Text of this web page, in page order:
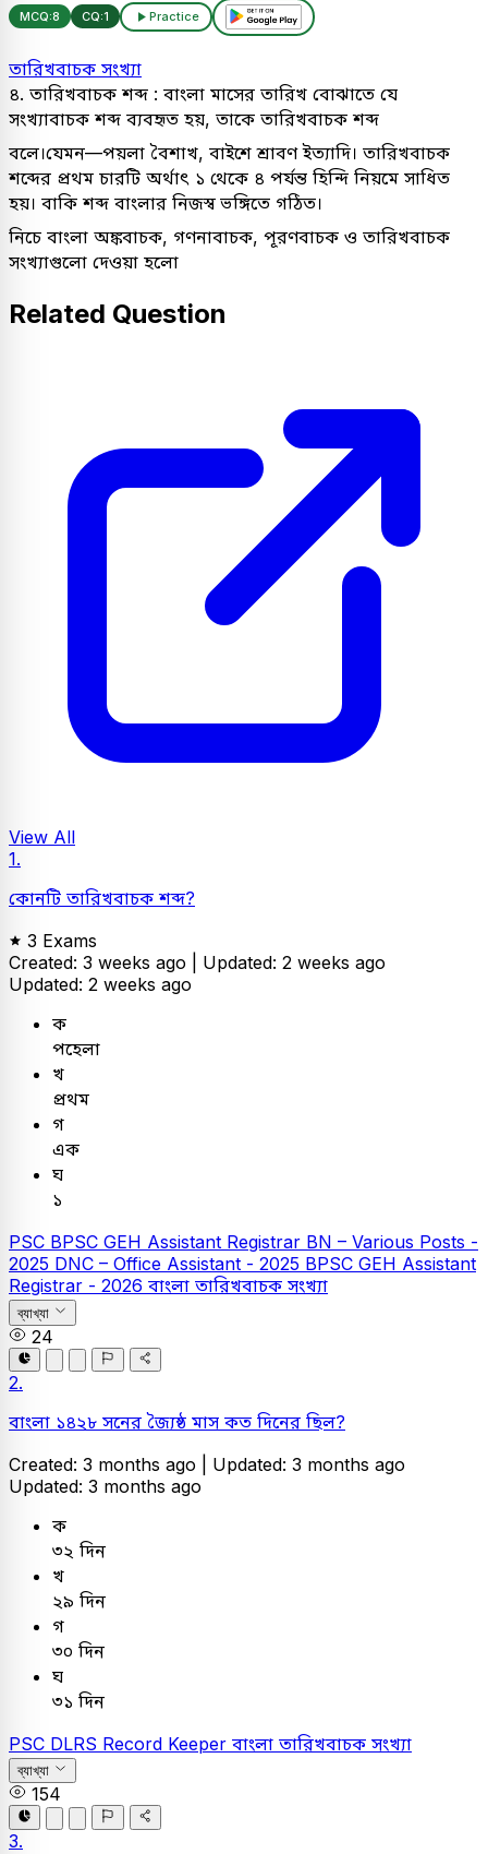
MCQ:8 CQ:1 Practice
তারিখবাচক সংখ্যা
৪. তারিখবাচক শব্দ : বাংলা মাসের তারিখ বোঝাতে যে
সংখ্যাবাচক শব্দ ব্যবহৃত হয়, তাকে তারিখবাচক শব্দ
বলে।যেমন—পয়লা বৈশাখ, বাইশে শ্রাবণ ইত্যাদি। তারিখবাচক
শব্দের প্রথম চারটি অর্থাৎ ১ থেকে ৪ পর্যন্ত হিন্দি নিয়মে সাধিত
হয়। বাকি শব্দ বাংলার নিজস্ব ভঙ্গিতে গঠিত।
নিচে বাংলা অঙ্কবাচক, গণনাবাচক, পূরণবাচক ও তারিখবাচক
সংখ্যাগুলো দেওয়া হলো
Related Question
View All
1.
কোনটি তারিখবাচক শব্দ?
3 Exams
Created: 3 weeks ago | Updated: 2 weeks ago
Updated: 2 weeks ago
ক
পহেলা
খ
প্রথম
গ
এক
ঘ
১
PSC BPSC GEH Assistant Registrar BN – Various Posts -
2025 DNC – Office Assistant - 2025 BPSC GEH Assistant
Registrar - 2026 বাংলা তারিখবাচক সংখ্যা
ব্যাখ্যা
24
2.
বাংলা ১৪২৮ সনের জ্যৈষ্ঠ মাস কত দিনের ছিল?
Created: 3 months ago | Updated: 3 months ago
Updated: 3 months ago
ক
৩২ দিন
খ
২৯ দিন
গ
৩০ দিন
ঘ
৩১ দিন
PSC DLRS Record Keeper বাংলা তারিখবাচক সংখ্যা
ব্যাখ্যা
154
3.